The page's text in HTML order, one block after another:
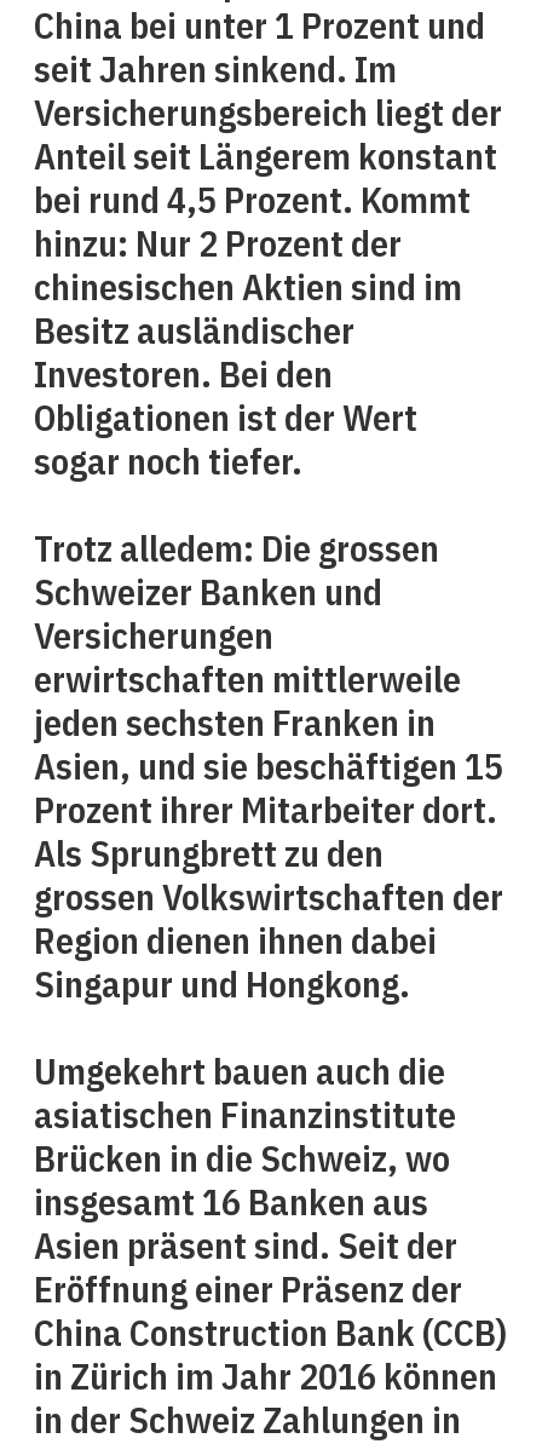
China bei unter 1 Prozent und
seit Jahren sinkend. Im
Versicherungsbereich liegt der
Anteil seit Längerem konstant
bei rund 4,5 Prozent. Kommt
hinzu: Nur 2 Prozent der
chinesischen Aktien sind im
Besitz ausländischer
Investoren. Bei den
Obligationen ist der Wert
sogar noch tiefer.
Trotz alledem: Die grossen
Schweizer Banken und
Versicherungen
erwirtschaften mittlerweile
jeden sechsten Franken in
Asien, und sie beschäftigen 15
Prozent ihrer Mitarbeiter dort.
Als Sprungbrett zu den
grossen Volkswirtschaften der
Region dienen ihnen dabei
Singapur und Hongkong.
Umgekehrt bauen auch die
asiatischen Finanzinstitute
Brücken in die Schweiz, wo
insgesamt 16 Banken aus
Asien präsent sind. Seit der
Eröffnung einer Präsenz der
China Construction Bank (CCB)
in Zürich im Jahr 2016 können
in der Schweiz Zahlungen in